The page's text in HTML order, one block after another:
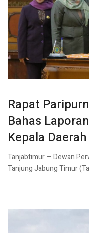
Rapat
Bahas
Kepala
Tanjabtimur — Dewan
Tanjung Jabung Timur